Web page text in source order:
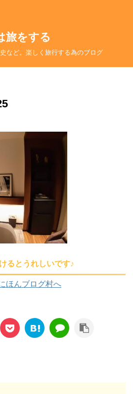
は旅をする
など。楽しく旅行する為のブログ
るとうれしいです♪